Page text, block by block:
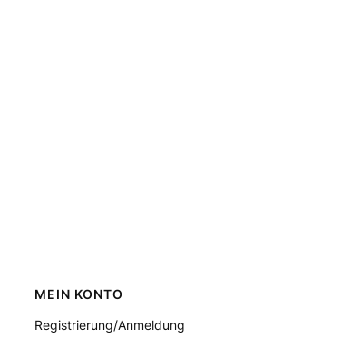
MEIN KONTO
Registrierung/Anmeldung